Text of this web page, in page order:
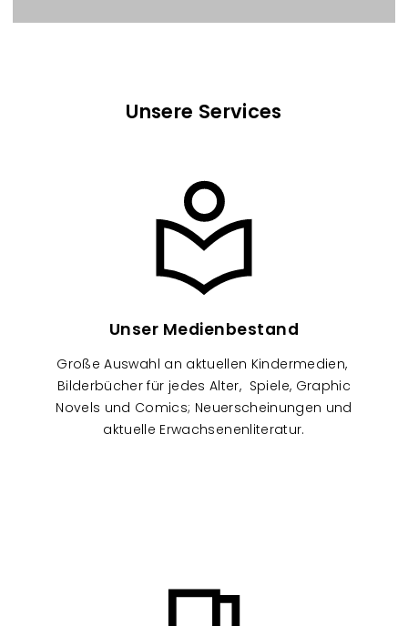
Unsere Services
Unser Medienbestand
Große Auswahl an aktuellen Kindermedien,
Bilderbücher für jedes Alter, Spiele, Graphic
Novels und Comics; Neuerscheinungen und
aktuelle Erwachsenenliteratur.